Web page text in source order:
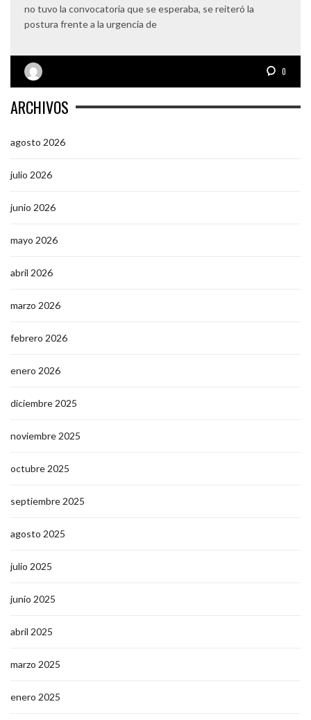
no tuvo la convocatoria que se esperaba, se reiteró la
postura frente a la urgencia de
0
ARCHIVOS
agosto 2026
julio 2026
junio 2026
mayo 2026
abril 2026
marzo 2026
febrero 2026
enero 2026
diciembre 2025
noviembre 2025
octubre 2025
septiembre 2025
agosto 2025
julio 2025
junio 2025
abril 2025
marzo 2025
enero 2025